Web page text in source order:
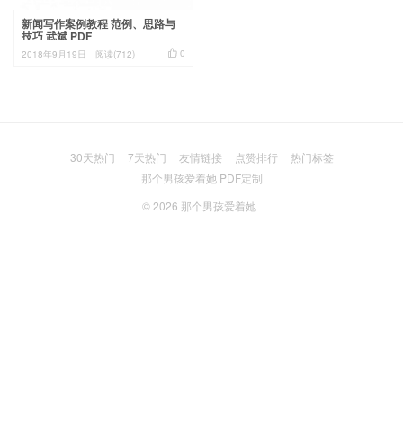
新闻写作案例教程 范例、思路与
技巧 武斌 PDF
 0
2018年9月19日 阅读(712)
30天热门 7天热门 友情链接 点赞排行
热门标签
那个男孩爱着她 PDF定制
© 2026 那个男孩爱着她